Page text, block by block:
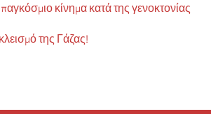
κίνημα κατά της γενοκτονίας
της Γάζας!